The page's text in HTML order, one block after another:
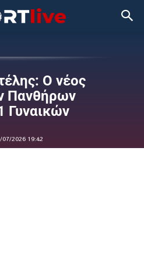
Ο νέος
Πανθήρων
Γυναικών
07/2026 19:42